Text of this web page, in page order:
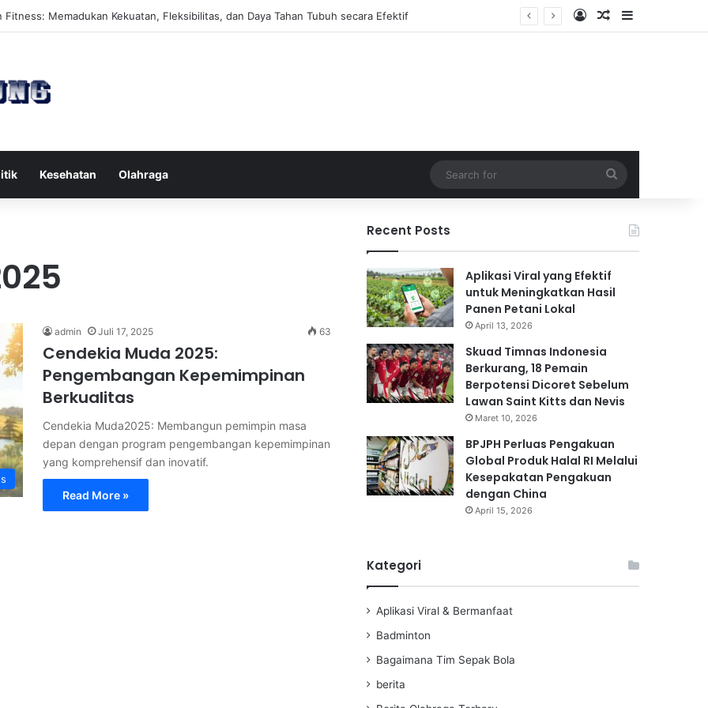
Reformer untuk Meningkatkan Kekuatan Otot Inti Secara Efektif Log InRandom Article
Sidebar
Kesehatan Olahraga
for
admin Juli 17, 2025 63
Cendekia Muda 2025:
Pengembangan Kepemimpinan
Berkualitas
Cendekia Muda2025: Membangun pemimpin masa
depan dengan program pengembangan kepemimpinan
yang komprehensif dan inovatif.
Read More »
Recent Posts
Aplikasi Viral yang Efektif
untuk Meningkatkan Hasil
Panen Petani Lokal
April 13, 2026
Skuad Timnas Indonesia
Berkurang, 18 Pemain
Berpotensi Dicoret Sebelum
Lawan Saint Kitts dan Nevis
Maret 10, 2026
BPJPH Perluas Pengakuan
Global Produk Halal RI Melalui
Kesepakatan Pengakuan
dengan China
April 15, 2026
Kategori
Aplikasi Viral & Bermanfaat
Badminton
Bagaimana Tim Sepak Bola
berita